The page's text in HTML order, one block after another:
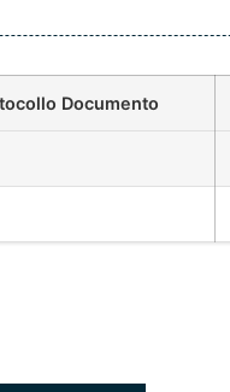
Documento